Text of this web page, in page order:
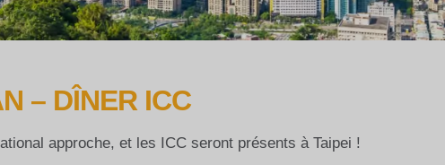
– DÎNER ICC
approche, et les ICC seront présents à Taipei !